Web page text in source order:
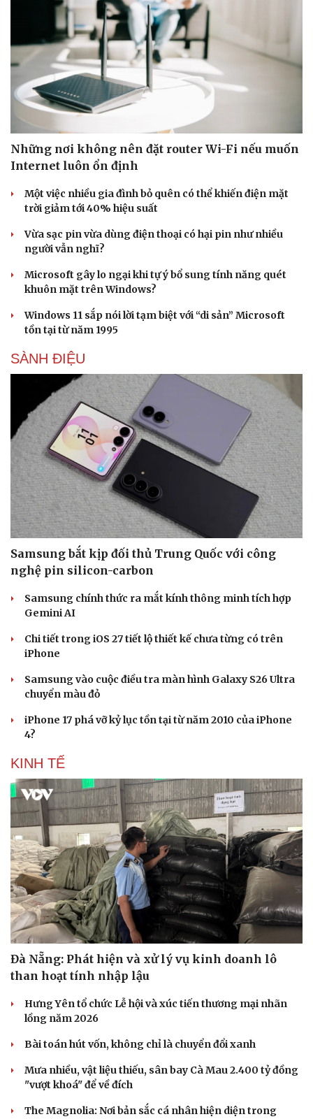
Doanh nghiệp
Thông tin doanh nghiệp
Doanh nghiệp 24h
Doanh nhân
Vì cộng đồng
Công nghệ
Sành điệu
Tin Công nghệ
Trải nghiệm
Chuyển đổi số
Sức khỏe
Dinh dưỡng - món ngon
Sản phụ khoa
Nhi khoa
Làm đẹp - giảm cân
Nhà đẹp
Tình yêu - Gia đình
Những nơi không nên đặt router Wi-Fi nếu muốn
Internet luôn ổn định
Một việc nhiều gia đình bỏ quên có thể khiến điện mặt
trời giảm tới 40% hiệu suất
Vừa sạc pin vừa dùng điện thoại có hại pin như nhiều
người vẫn nghĩ?
Microsoft gây lo ngại khi tự ý bổ sung tính năng quét
khuôn mặt trên Windows?
Windows 11 sắp nói lời tạm biệt với “di sản” Microsoft
tồn tại từ năm 1995
SÀNH ĐIỆU
Samsung bắt kịp đối thủ Trung Quốc với công
nghệ pin silicon-carbon
Samsung chính thức ra mắt kính thông minh tích hợp
Gemini AI
Chi tiết trong iOS 27 tiết lộ thiết kế chưa từng có trên
iPhone
Samsung vào cuộc điều tra màn hình Galaxy S26 Ultra
chuyển màu đỏ
iPhone 17 phá vỡ kỷ lục tồn tại từ năm 2010 của iPhone
4?
KINH TẾ
Đà Nẵng: Phát hiện và xử lý vụ kinh doanh lô
than hoạt tính nhập lậu
Hưng Yên tổ chức Lễ hội và xúc tiến thương mại nhãn
lồng năm 2026
Bài toán hút vốn, không chỉ là chuyển đổi xanh
Mưa nhiều, vật liệu thiếu, sân bay Cà Mau 2.400 tỷ đồng
"vượt khoá" để về đích
The Magnolia: Nơi bản sắc cá nhân hiện diện trong